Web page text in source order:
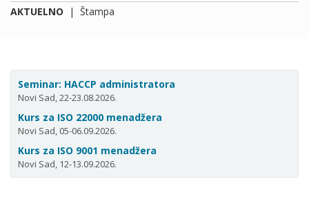
AKTUELNO | Štampa
Seminar: HACCP administratora
Novi Sad, 22-23.08.2026.
Kurs za ISO 22000 menadžera
Novi Sad, 05-06.09.2026.
Kurs za ISO 9001 menadžera
Novi Sad, 12-13.09.2026.